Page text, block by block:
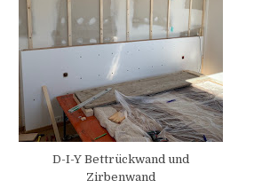
D-I-Y Bettrückwand und
Zirbenwand